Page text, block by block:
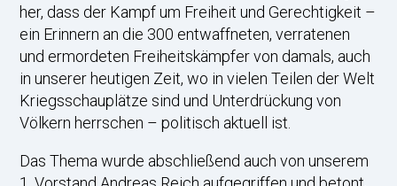
her, dass der Kampf um Freiheit und Gerechtigkeit –
ein Erinnern an die 300 entwaffneten, verratenen
und ermordeten Freiheitskämpfer von damals, auch
in unserer heutigen Zeit, wo in vielen Teilen der Welt
Kriegsschauplätze sind und Unterdrückung von
Völkern herrschen – politisch aktuell ist.
Das Thema wurde abschließend auch von unserem